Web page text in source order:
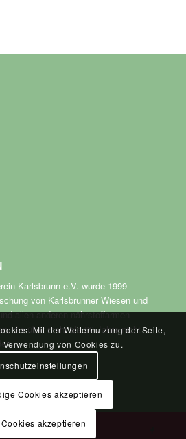
Karlsbrunn e.V. wurde 1999
von Karlsbrunner Wiesen und
allen anderen nährstoffarmen
die über mehr als 30 Jahre nicht
Karlsbrunn e.V.
Mit der Weiternutzung der Seite,
von Cookies zu.
Cookies akzeptieren
akzeptieren